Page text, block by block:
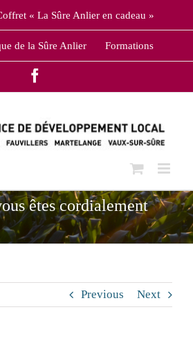
« La Sûre Anlier en cadeau »
de la Sûre Anlier Formations
êtes cordialement
Previous Next